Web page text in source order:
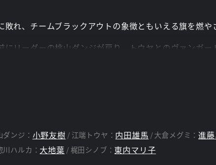
れ、チームブラックアウトの象徴ともいえる旗を燃や
にリーダーの桃山ダンジが戻り、トウヤとのヴァンガー
レイ。
のとはーー。
ダンジ： 小野友樹 江端トウヤ： 内田雄馬 大倉メグミ：進
川ハルカ： 大地葉 梶田シノブ： 東内マリ子